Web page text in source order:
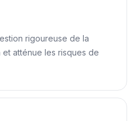
rigoureuse de la
et atténue les risques de